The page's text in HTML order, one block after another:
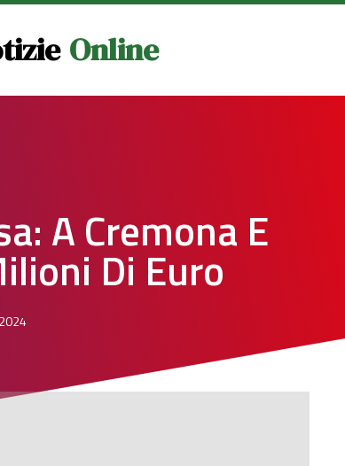
Online
A Cremona E
Di Euro